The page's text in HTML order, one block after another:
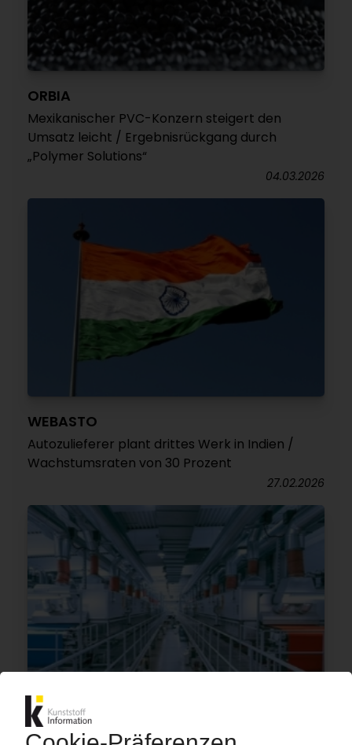
ORBIA
Mexikanischer PVC-Konzern steigert den
Umsatz leicht / Ergebnisrückgang durch
„Polymer Solutions“
04.03.2026
WEBASTO
Autozulieferer plant drittes Werk in Indien /
Wachstumsraten von 30 Prozent
27.02.2026
ORAFOL